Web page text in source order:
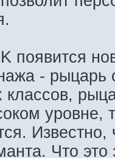
появится
- рыцарь
классов,
уровне,
Что это